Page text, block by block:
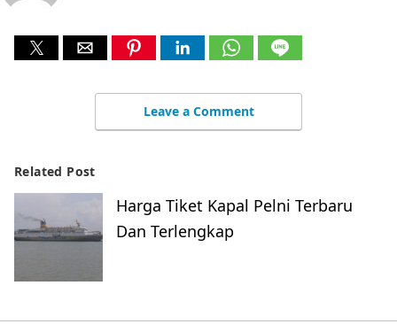
Leave a Comment
Related Post
Harga Tiket Kapal Pelni Terbaru
Dan Terlengkap